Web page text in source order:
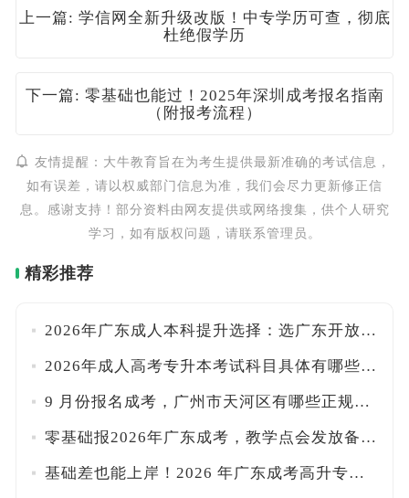
上一篇: 学信网全新升级改版！中专学历可查，彻底
杜绝假学历
下一篇: 零基础也能过！2025年深圳成考报名指南
（附报考流程）
友情提醒：大牛教育旨在为考生提供最新准确的考试信息，
如有误差，请以权威部门信息为准，我们会尽力更新修正信
息。感谢支持！部分资料由网友提供或网络搜集，供个人研究
学习，如有版权问题，请联系管理员。
精彩推荐
2026年广东成人本科提升选择：选广东开放大学还是成人高考？
2026年成人高考专升本考试科目具体有哪些呢？一共要考几科
9 月份报名成考，广州市天河区有哪些正规的教学点可以报名呢？
零基础报2026年广东成考，教学点会发放备考教材与精讲网课吗
基础差也能上岸！2026 年广东成考高升专易通过专业推荐